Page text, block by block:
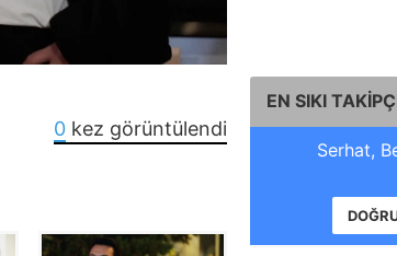
0 kez görüntülendi
EN SIKI
Serhat,